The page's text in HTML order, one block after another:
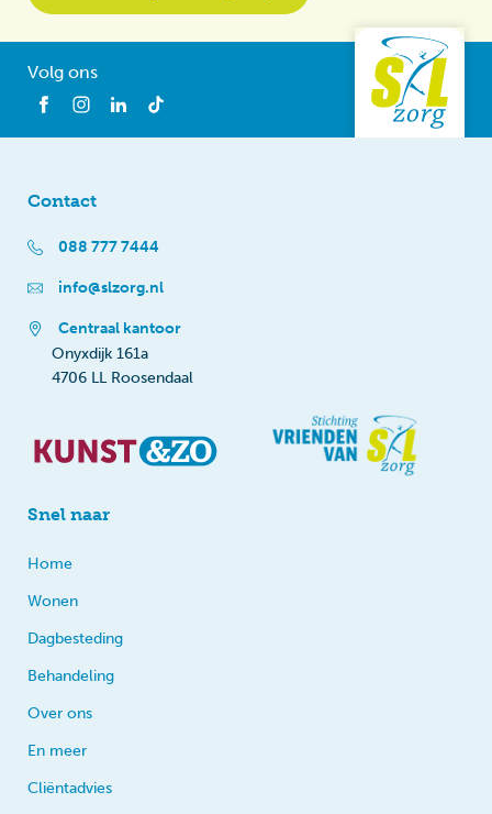
Volg ons
Contact
088 777 7444
info@slzorg.nl
Centraal kantoor
Onyxdijk 161a
4706 LL Roosendaal
Snel naar
Home
Wonen
Dagbesteding
Behandeling
Over ons
En meer
Cliëntadvies